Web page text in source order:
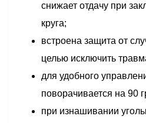
снижает отдачу при
круга;
встроена защита от
целью исключить
для удобного
поворачивается на 90
при изнашивании